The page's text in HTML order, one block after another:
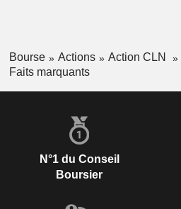
Bourse Actions Action CLN
Faits marquants
N°1 du Conseil
Boursier